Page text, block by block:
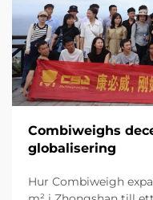
Combiweighs
globalisering
Hur Combiweigh